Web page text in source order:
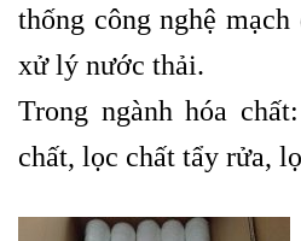
thống công nghệ
xử lý nước thải.
Trong ngành hóa
chất, lọc chất tẩy rửa,